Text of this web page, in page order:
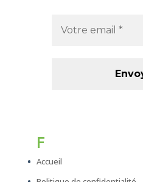
F
Accueil